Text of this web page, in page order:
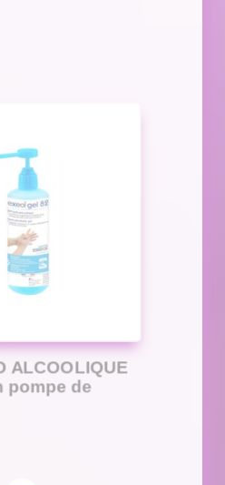
ALCOOLIQUE
pompe de